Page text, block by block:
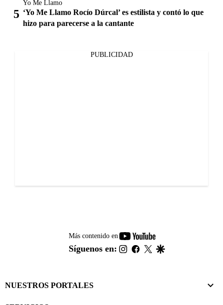
Yo Me Llamo
‘Yo Me Llamo Rocío Dúrcal’ es estilista y contó lo que
hizo para parecerse a la cantante
PUBLICIDAD
Más contenido en
youtube-
footer
Síguenos en: instagram
facebook
twitter
NUESTROS PORTALES